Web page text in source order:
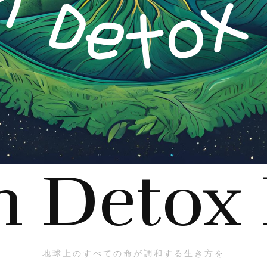
Detox
地球上のすべての命が調和する生き方を